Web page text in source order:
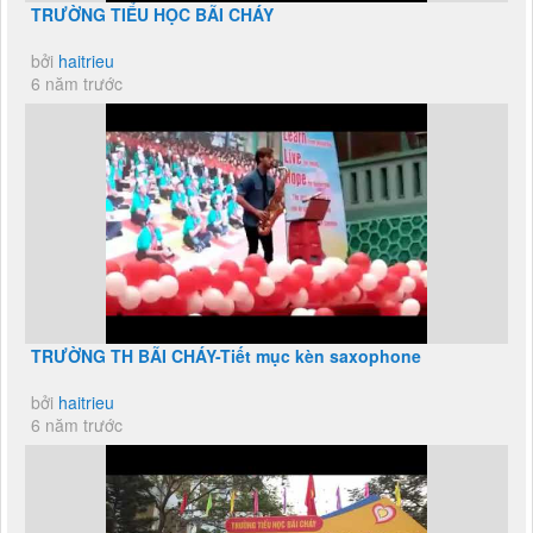
TRƯỜNG TIỂU HỌC BÃI CHÁY
bởi haitrieu
6 năm trước
TRƯỜNG TH BÃI CHÁY-Tiết mục kèn saxophone
bởi haitrieu
6 năm trước